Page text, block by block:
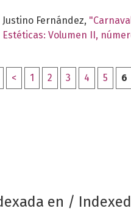
Justino Fernández,
Estéticas: Volumen II,
< 1 2 3 4 5 6
en /